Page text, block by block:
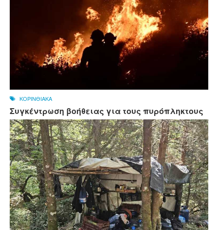
ΚΟΡΙΝΘΙΑΚΑ
Συγκέντρωση βοήθειας για τους πυρόπληκτους